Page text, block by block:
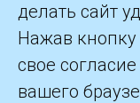
©2026 ПАО «Газпром»
Контакты
делать сайт
Нажав кнопку
свое
вашего